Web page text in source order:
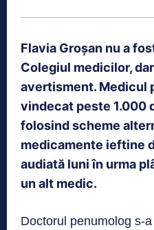
Flavia Groșan nu a
Colegiul medicilor,
avertisment. Medicul
vindecat peste 1.000
folosind scheme
medicamente ieftine
audiată luni în urma
un alt medic.
Doctorul penumolog s-